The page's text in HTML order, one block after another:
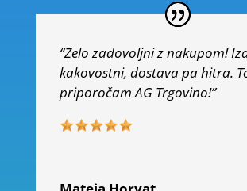
“Zelo zadovoljni z nakupom!
kakovostni, dostava pa hitra.
priporočam AG Trgovino!”